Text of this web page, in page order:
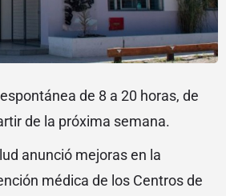
de 8 a 20 horas, de
de la próxima semana.
anunció mejoras en la
médica de los Centros de